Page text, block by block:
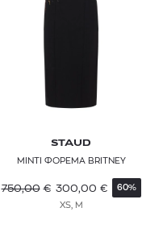
STAUD
ΜΙΝΤΙ ΦΟΡΕΜΑ BRITNEY
750,00 € 300,00 € 60%
XS, M